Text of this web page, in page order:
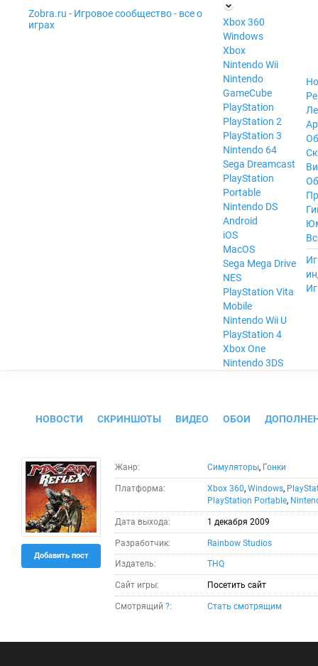
Zobra.ru - Игровое сообщество - все о
играх
П
ла
т
ф
ор
м
ы
Xbox 360
Windows
Xbox
Nintendo Wii
Nintendo
GameCube
PlayStation
PlayStation 2
PlayStation 3
Nintendo 64
Sega Dreamcast
PlayStation
Portable
Nintendo DS
Android
iOS
MacOS
Sega Mega Drive
NES
PlayStation Vita
Mobile
Nintendo Wii U
PlayStation 4
Xbox One
Nintendo 3DS
НОВОСТИ СКРИНШОТЫ ВИДЕО ОБОИ
Жанр: Симуляторы, Гонки
Платформа: Xbox 360, Windows,
PlayStation Portable,
Дата выхода: 1 декабря 2009
Разработчик: Rainbow Studios
Издатель: THQ
Сайт игры: Посетить сайт
Смотрящий ?: Стать смотрящим
Добавить пост